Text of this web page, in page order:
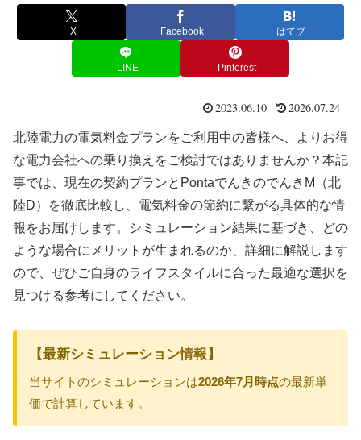
X Facebook はてブ
LINE Pinterest
2023.06.10 2026.07.24
北陸電力の電気料金プランをご利用中の皆様へ、よりお得
な電力会社への乗り換えをご検討ではありませんか？本記
事では、現在の契約プランとPontaでんきのでんきM（北
陸D）を徹底比較し、電気料金の節約に繋がる具体的な情
報をお届けします。シミュレーション結果に基づき、どの
ような場合にメリットが生まれるのか、詳細に解説します
ので、ぜひご自身のライフスタイルに合った最適な選択を
見つける参考にしてください。
【最新シミュレーション情報】
当サイトのシミュレーションは2026年7月時点の最新単
価で計算しています。